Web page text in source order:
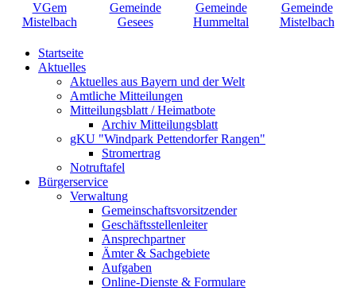
Startseite
Aktuelles
Aktuelles aus Bayern und der Welt
Amtliche Mitteilungen
Mitteilungsblatt / Heimatbote
Archiv Mitteilungsblatt
gKU "Windpark Pettendorfer Rangen"
Stromertrag
Notruftafel
Bürgerservice
Verwaltung
Gemeinschaftsvorsitzender
Geschäftsstellenleiter
Ansprechpartner
Ämter & Sachgebiete
Aufgaben
Online-Dienste & Formulare